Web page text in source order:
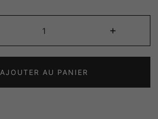
garrigue
+
AJOUTER AU PANIER